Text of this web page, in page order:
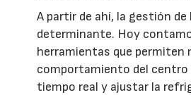
A partir de ahí, la gestión
determinante. Hoy
herramientas que permiten
comportamiento del centro
tiempo real y ajustar la